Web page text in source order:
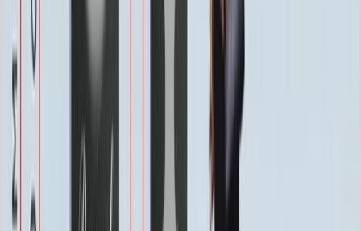
Бесплатно
3 000 ₽
Бесплатно
Швеллер под памятник
2 000 ₽
Благоустройство
Благоустройство